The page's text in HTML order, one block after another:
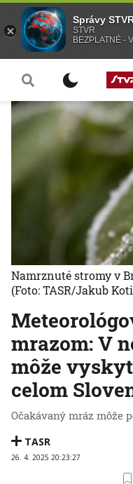
mrazom: V
môže
celom
Očakávaný mráz môže
TASR
26. 4. 2025 20:23:27
Namrznuté stromy v
(Foto: TASR/Jakub
Správy
STVR
BEZPLATNÉ -